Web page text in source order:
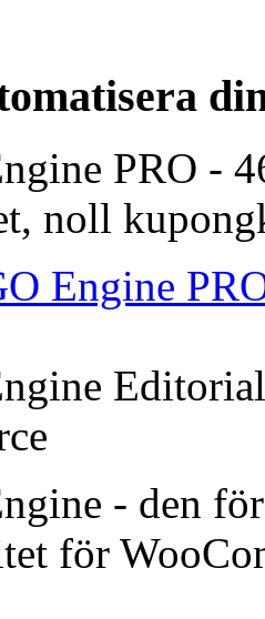
PRO -
noll
Engine
- den
för